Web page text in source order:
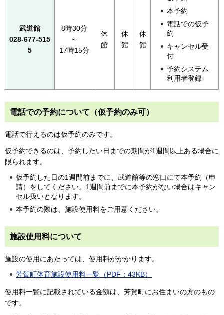
武道館
028-677-515
5
8時30分
～
17時15分
休
館
休
館
休
館
本予約
電話での仮予
約
キャンセル受
付
予約システム
利用者登録
電話での予約について（仮予約のみ可）
電話で行えるのは仮予約のみです。
仮予約できるのは、予約したい日までの期間が1週間以上ある場合に
限られます。
仮予約した日の1週間前までに、武道館等の窓口にて本予約（申
請）をしてください。1週間前までに本予約がない場合はキャン
セル扱いとなります。
本予約の際は、施設使用料をご用意ください。
施設使用料について
施設の使用にあたっては、使用料がかかります。
芳賀町体育施設使用料一覧（PDF：43KB）
使用料一覧に記載されている金額は、芳賀町にお住まいの方のもの
です。